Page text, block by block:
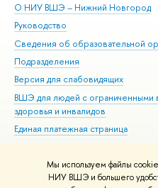
Мы используем файлы
НИУ ВШЭ и большего
О НИУ ВШЭ – Нижний Новгород
Руководство
Сведения об образовательной
Подразделения
Версия для слабовидящих
ВШЭ для людей с ограниченными
здоровья и инвалидов
Единая платежная страница